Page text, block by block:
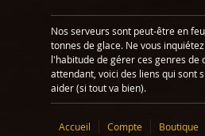
Nos serveurs sont peut-être en
tonnes de glace. Ne vous
l'habitude de gérer ces genres de
attendant, voici des liens qui sont
aider (si tout va bien).
Accueil Compte Boutique